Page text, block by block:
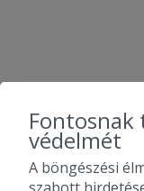
védelmét
A böngészési